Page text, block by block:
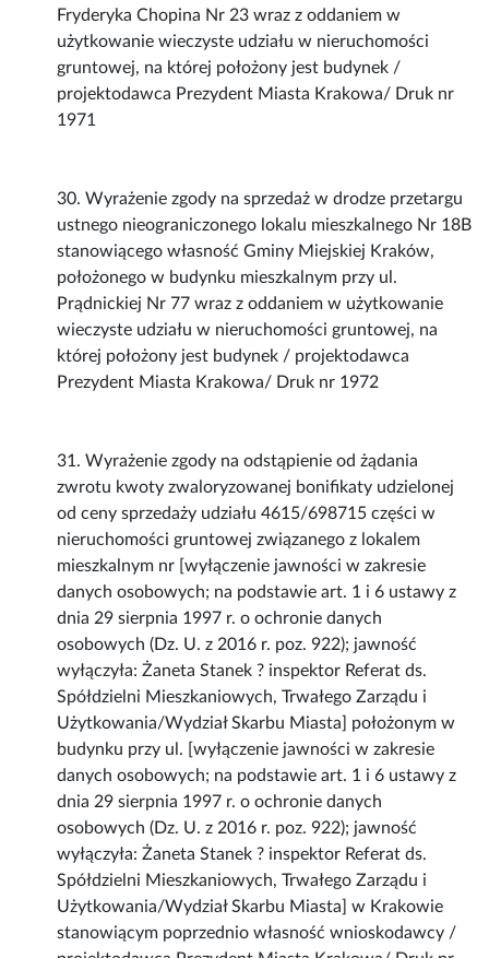
Fryderyka Chopina Nr 23 wraz z oddaniem w
użytkowanie wieczyste udziału w nieruchomości
gruntowej, na której położony jest budynek /
projektodawca Prezydent Miasta Krakowa/ Druk nr
1971
30. Wyrażenie zgody na sprzedaż w drodze przetargu
ustnego nieograniczonego lokalu mieszkalnego Nr 18B
stanowiącego własność Gminy Miejskiej Kraków,
położonego w budynku mieszkalnym przy ul.
Prądnickiej Nr 77 wraz z oddaniem w użytkowanie
wieczyste udziału w nieruchomości gruntowej, na
której położony jest budynek / projektodawca
Prezydent Miasta Krakowa/ Druk nr 1972
31. Wyrażenie zgody na odstąpienie od żądania
zwrotu kwoty zwaloryzowanej bonifikaty udzielonej
od ceny sprzedaży udziału 4615/698715 części w
nieruchomości gruntowej związanego z lokalem
mieszkalnym nr [wyłączenie jawności w zakresie
danych osobowych; na podstawie art. 1 i 6 ustawy z
dnia 29 sierpnia 1997 r. o ochronie danych
osobowych (Dz. U. z 2016 r. poz. 922); jawność
wyłączyła: Żaneta Stanek ? inspektor Referat ds.
Spółdzielni Mieszkaniowych, Trwałego Zarządu i
Użytkowania/Wydział Skarbu Miasta] położonym w
budynku przy ul. [wyłączenie jawności w zakresie
danych osobowych; na podstawie art. 1 i 6 ustawy z
dnia 29 sierpnia 1997 r. o ochronie danych
osobowych (Dz. U. z 2016 r. poz. 922); jawność
wyłączyła: Żaneta Stanek ? inspektor Referat ds.
Spółdzielni Mieszkaniowych, Trwałego Zarządu i
Użytkowania/Wydział Skarbu Miasta] w Krakowie
stanowiącym poprzednio własność wnioskodawcy /